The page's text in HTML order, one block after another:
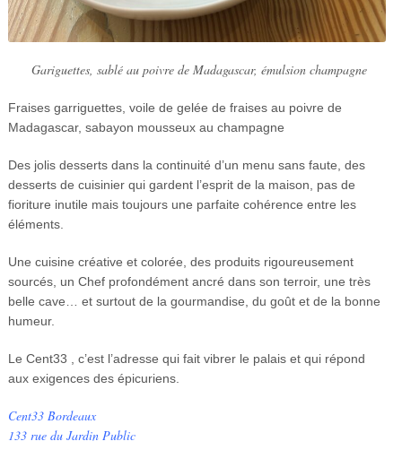
Gariguettes, sablé au poivre de Madagascar, émulsion champagne
Fraises garriguettes, voile de gelée de fraises au poivre de
Madagascar, sabayon mousseux au champagne
Des jolis desserts dans la continuité d’un menu sans faute, des
desserts de cuisinier qui gardent l’esprit de la maison, pas de
fioriture inutile mais toujours une parfaite cohérence entre les
éléments.
Une cuisine créative et colorée, des produits rigoureusement
sourcés, un Chef profondément ancré dans son terroir, une très
belle cave… et surtout de la gourmandise, du goût et de la bonne
humeur.
Le Cent33 , c’est l’adresse qui fait vibrer le palais et qui répond
aux exigences des épicuriens.
Cent33 Bordeaux
133 rue du Jardin Public